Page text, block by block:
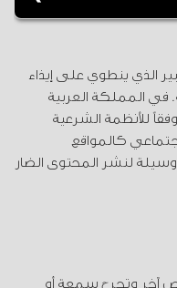
الذي ينطوي على إيذاء
في المملكة العربية
للأنظمة الشرعية
كالمواقع
لنشر المحتوى الضار
آخر وتجرح سمعة أو